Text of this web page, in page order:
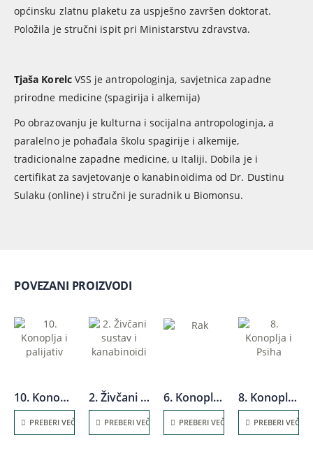
općinsku zlatnu plaketu za uspješno završen doktorat.
Položila je stručni ispit pri Ministarstvu zdravstva.
Tjaša KorelcVSS je antropologinja, savjetnica zapadne
prirodne medicine (spagirija i alkemija)
Po obrazovanju je kulturna i socijalna antropologinja, a
paralelno je pohađala školu spagirije i alkemije,
tradicionalne zapadne medicine, u Italiji. Dobila je i
certifikat za savjetovanje o kanabinoidima od Dr. Dustinu
Sulaku (online) i stručni je suradnik u Biomonsu.
POVEZANI PROIZVODI
10. Konoplja i palijativ
PREBERI VEČ
2. Živčani sustav i kanabinoidi
PREBERI VEČ
6. Konoplja i rak
PREBERI VEČ
8. Konoplja i Psiha
PREBERI VEČ